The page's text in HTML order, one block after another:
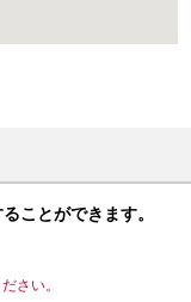
ことができます。
さい。